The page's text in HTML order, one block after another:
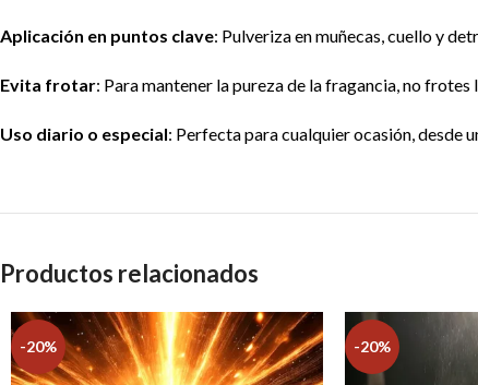
Aplicación en puntos clave: Pulveriza en muñecas, cuello y
Evita frotar: Para mantener la pureza de la fragancia, no frotes
Uso diario o especial: Perfecta para cualquier ocasión, desde
Productos relacionados
-20% -20%